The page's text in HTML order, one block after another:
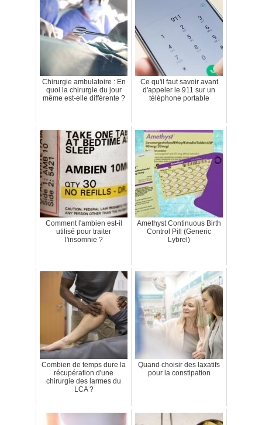
Chirurgie ambulatoire : En
quoi la chirurgie du jour
même est-elle différente ?
Ce qu'il faut savoir avant
d'appeler le 911 sur un
téléphone portable
Comment l'ambien est-il
utilisé pour traiter
l'insomnie ?
Amethyst Continuous Birth
Control Pill (Generic
Lybrel)
Combien de temps dure la
récupération d'une
chirurgie des larmes du
LCA ?
Quand choisir des laxatifs
pour la constipation